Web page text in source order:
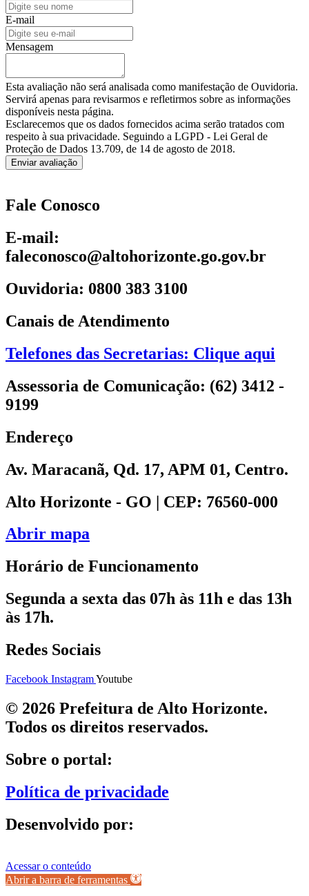
E-mail
Mensagem
Esta avaliação não será analisada como manifestação de Ouvidoria.
Servirá apenas para revisarmos e refletirmos sobre as informações
disponíveis nesta página.
Esclarecemos que os dados fornecidos acima serão tratados com
respeito à sua privacidade. Seguindo a LGPD - Lei Geral de
Proteção de Dados 13.709, de 14 de agosto de 2018.
Enviar avaliação
Fale Conosco
E-mail:
faleconosco@altohorizonte.go.gov.br
Ouvidoria: 0800 383 3100
Canais de Atendimento
Telefones das Secretarias: Clique aqui
Assessoria de Comunicação: (62) 3412 -
9199
Endereço
Av. Maracanã, Qd. 17, APM 01, Centro.
Alto Horizonte - GO | CEP: 76560-000
Abrir mapa
Horário de Funcionamento
Segunda a sexta das 07h às 11h e das 13h
às 17h.
Redes Sociais
Facebook InstagramYoutube
© 2026 Prefeitura de Alto Horizonte.
Todos os direitos reservados.
Sobre o portal:
Política de privacidade
Desenvolvido por:
Acessar o conteúdo
Abrir a barra de ferramentas